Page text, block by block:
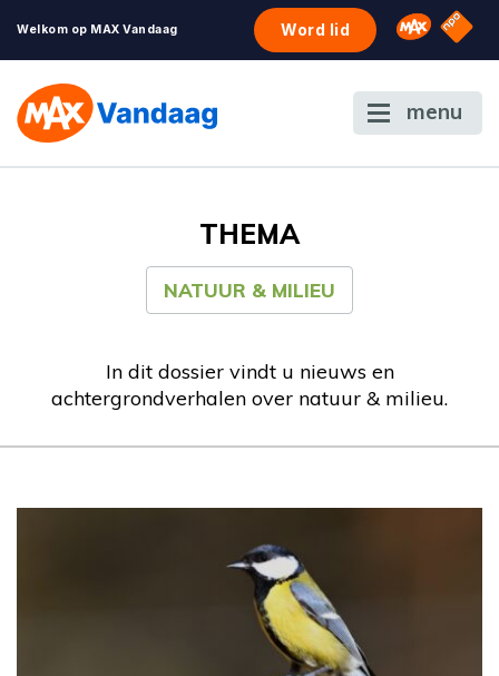
Welkom op MAX Vandaag Word lid Omroep
NPO
menu
THEMA
NATUUR & MILIEU
In dit dossier vindt u nieuws en
achtergrondverhalen over natuur & milieu.